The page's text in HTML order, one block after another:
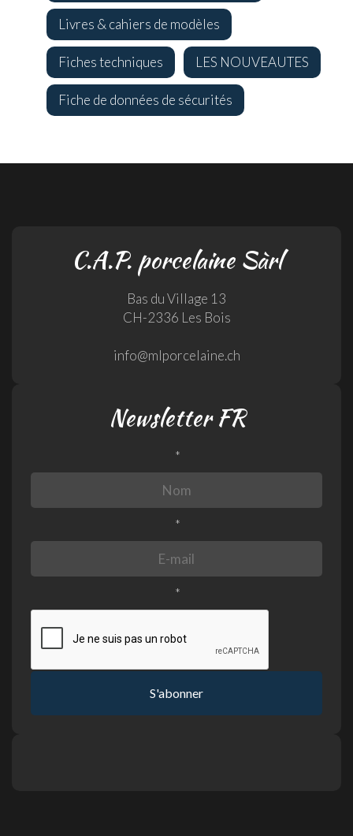
Livres & cahiers de modèles
Fiches techniques LES NOUVEAUTES
Fiche de données de sécurités
C.A.P. porcelaine Sàrl
Bas du Village 13
CH-2336 Les Bois
info@mlporcelaine.ch
Newsletter FR
*
*
*
S'abonner